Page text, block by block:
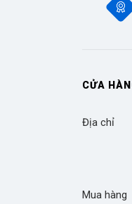
CỬA
Địa chỉ
Mua hàng